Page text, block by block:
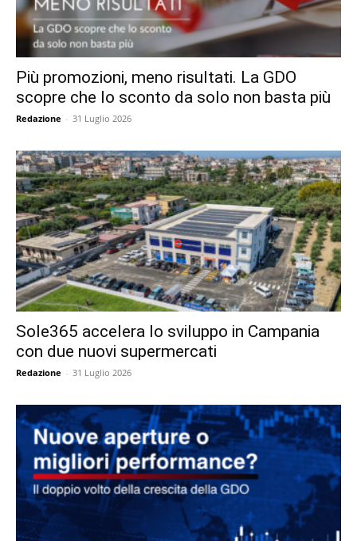
Più promozioni, meno risultati. La GDO
scopre che lo sconto da solo non basta più
Redazione - 31 Luglio 2026
Sole365 accelera lo sviluppo in Campania
con due nuovi supermercati
Redazione - 31 Luglio 2026